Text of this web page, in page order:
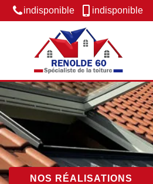
indisponible indisponible
NOS RÉALISATIONS